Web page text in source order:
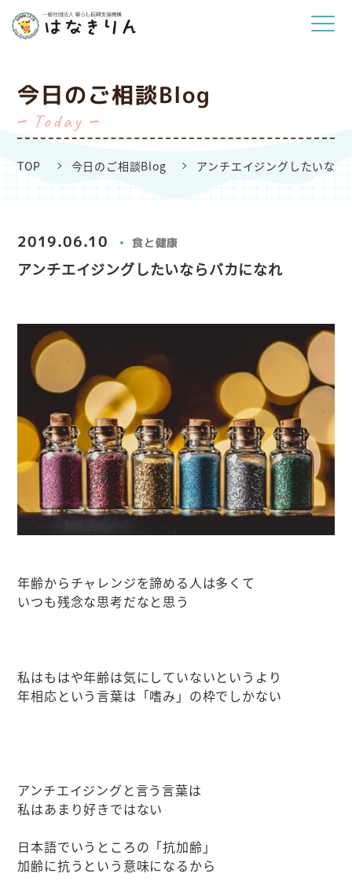
今日のご相談Blog
Today
TOP 今日のご相談Blog アンチエイジングしたいなら
2019.06.10 食と健康
アンチエイジングしたいならバカになれ
年齢からチャレンジを諦める人は多くて
いつも残念な思考だなと思う
私はもはや年齢は気にしていないというより
年相応という言葉は「嗜み」の枠でしかない
アンチエイジングと言う言葉は
私はあまり好きではない
日本語でいうところの「抗加齢」
加齢に抗うという意味になるから